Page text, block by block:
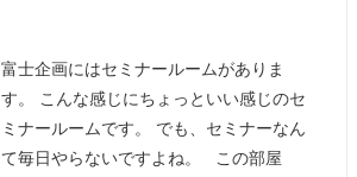
富士企画にはセミナールームがありま
す。 こんな感じにちょっといい感じのセ
ミナールームです。 でも、セミナーなん
て毎日やらないですよね。 この部屋